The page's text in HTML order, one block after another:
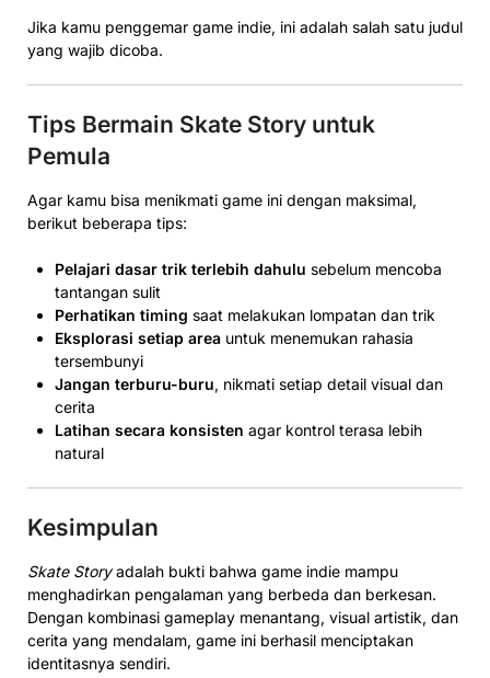
Jika kamu penggemar game indie, ini adalah salah satu judul
yang wajib dicoba.
Tips Bermain Skate Story untuk
Pemula
Agar kamu bisa menikmati game ini dengan maksimal,
berikut beberapa tips:
Pelajari dasar trik terlebih dahulu sebelum mencoba
tantangan sulit
Perhatikan timing saat melakukan lompatan dan trik
Eksplorasi setiap area untuk menemukan rahasia
tersembunyi
Jangan terburu-buru, nikmati setiap detail visual dan
cerita
Latihan secara konsisten agar kontrol terasa lebih
natural
Kesimpulan
Skate Storyadalah bukti bahwa game indie mampu
menghadirkan pengalaman yang berbeda dan berkesan.
Dengan kombinasi gameplay menantang, visual artistik, dan
cerita yang mendalam, game ini berhasil menciptakan
identitasnya sendiri.